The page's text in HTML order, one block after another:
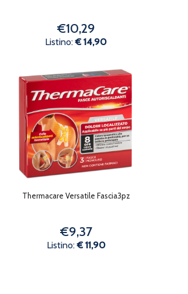
€10,29
Listino:€ 14,90
Thermacare Versatile Fascia3pz
€9,37
Listino:€ 11,90